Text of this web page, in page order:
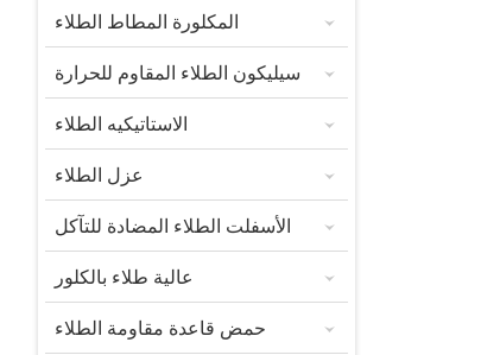
المكلورة المطاط الطلاء
سيليكون الطلاء المقاوم للحرارة
الاستاتيكيه الطلاء
عزل الطلاء
الأسفلت الطلاء المضادة للتآكل
عالية طلاء بالكلور
حمض قاعدة مقاومة الطلاء